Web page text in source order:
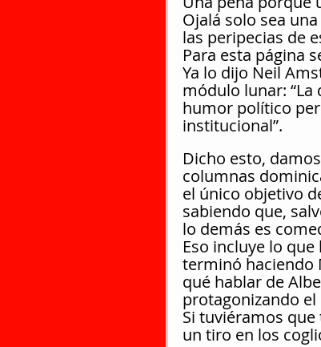
Ojalá solo sea
las peripecias de
Para esta página
Ya lo dijo Neil
módulo lunar: “La
humor político
institucional”.
Dicho esto,
columnas
el único objetivo
sabiendo que,
lo demás es
Eso incluye lo
terminó haciendo
qué hablar de
protagonizando el
Si tuviéramos
un tiro en los